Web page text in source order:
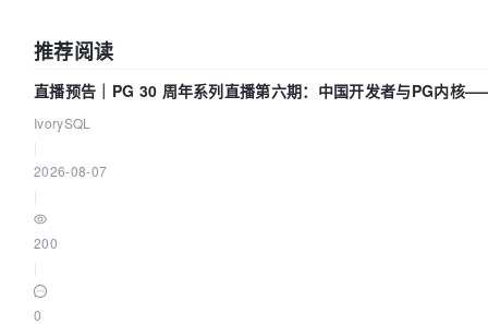
推荐阅读
直播预告｜PG 30 周年系列直播第六期：中国开发者与PG内核
么？
IvorySQL
2026-08-07
200
0